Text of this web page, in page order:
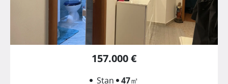
157.000 €
Stan 47㎡